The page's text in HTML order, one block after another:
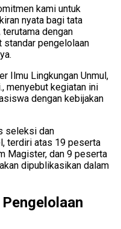
kami untuk
nyata bagi tata
dengan
standar pengelolaan
Ilmu Lingkungan Unmul,
menyebut kegiatan ini
dengan kebijakan
seleksi dan
terdiri atas 19 peserta
Magister, dan 9 peserta
dipublikasikan dalam